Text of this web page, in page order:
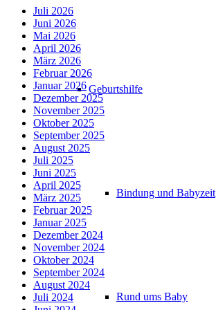
Geburtshilfe
Bindung und Babyzeit
Rund ums Baby
Juli 2026
Juni 2026
Mai 2026
April 2026
März 2026
Februar 2026
Januar 2026
Dezember 2025
November 2025
Oktober 2025
September 2025
August 2025
Juli 2025
Juni 2025
April 2025
März 2025
Februar 2025
Januar 2025
Dezember 2024
November 2024
Oktober 2024
September 2024
August 2024
Juli 2024